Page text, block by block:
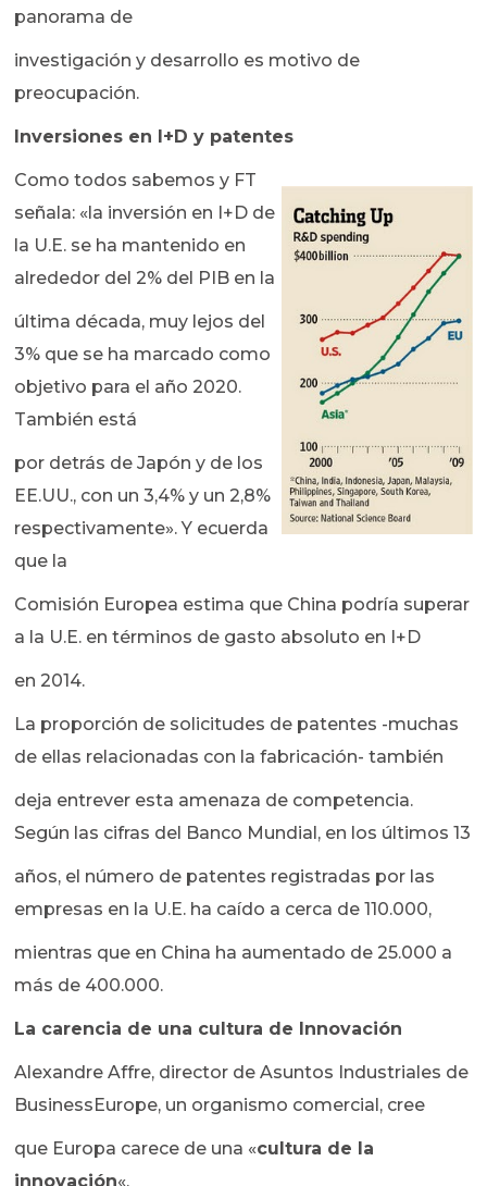
panorama de
investigación y desarrollo es motivo de
preocupación.
Inversiones en I+D y patentes
Como todos sabemos y FT
señala: «la inversión en I+D de
la U.E. se ha mantenido en
alrededor del 2% del PIB en la
última década, muy lejos del
3% que se ha marcado como
objetivo para el año 2020.
También está
por detrás de Japón y de los
EE.UU., con un 3,4% y un 2,8%
respectivamente». Y ecuerda
que la
Comisión Europea estima que China podría superar
a la U.E. en términos de gasto absoluto en I+D
en 2014.
La proporción de solicitudes de patentes -muchas
de ellas relacionadas con la fabricación- también
deja entrever esta amenaza de competencia.
Según las cifras del Banco Mundial, en los últimos 13
años, el número de patentes registradas por las
empresas en la U.E. ha caído a cerca de 110.000,
mientras que en China ha aumentado de 25.000 a
más de 400.000.
La carencia de una cultura de Innovación
Alexandre Affre, director de Asuntos Industriales de
BusinessEurope, un organismo comercial, cree
que Europa carece de una «cultura de la
innovación«.